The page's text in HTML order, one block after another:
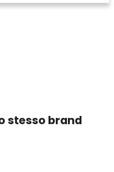
stesso brand